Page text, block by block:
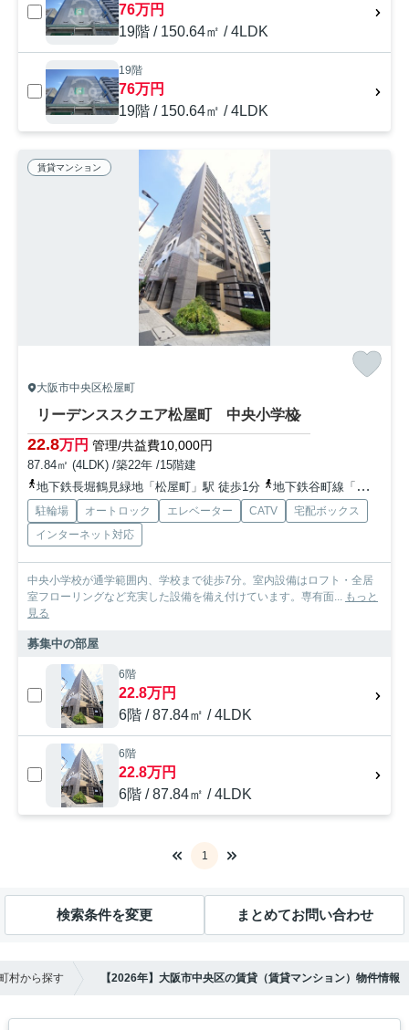
76万円
19階 / 150.64㎡ / 4LDK
19階
76万円
19階 / 150.64㎡ / 4LDK
賃貸マンション
大阪市中央区松屋町
リーデンススクエア松屋町 中央小学校
22.8万円 管理/共益費10,000円
87.84㎡ (4LDK) /築22年 /15階建
地下鉄長堀鶴見緑地「松屋町」駅 徒歩1分
地下鉄谷町線「谷町六丁目」駅 徒歩5分
駐輪場 オートロック エレベーター CATV
宅配ボックス
インターネット対応
中央小学校が通学範囲内、学校まで徒歩7分。室内設備はロフト・全居
室フローリングなど充実した設備を備え付けています。専有面... もっと
見る
募集中の部屋
6階
22.8万円
6階 / 87.84㎡ / 4LDK
6階
22.8万円
6階 / 87.84㎡ / 4LDK
1
検索条件を変更 まとめてお問い合わせ
村から探す 【2026年】大阪市中央区の賃貸（賃貸マンション）物件情報